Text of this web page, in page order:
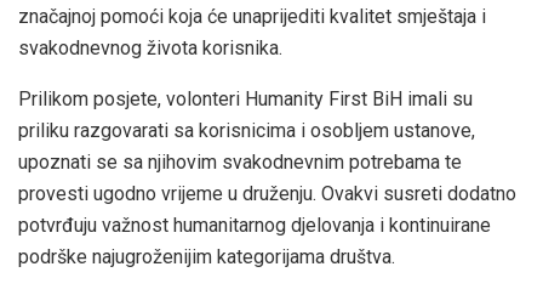
značajnoj pomoći koja će unaprijediti kvalitet smještaja i
svakodnevnog života korisnika.
Prilikom posjete, volonteri Humanity First BiH imali su
priliku razgovarati sa korisnicima i osobljem ustanove,
upoznati se sa njihovim svakodnevnim potrebama te
provesti ugodno vrijeme u druženju. Ovakvi susreti dodatno
potvrđuju važnost humanitarnog djelovanja i kontinuirane
podrške najugroženijim kategorijama društva.